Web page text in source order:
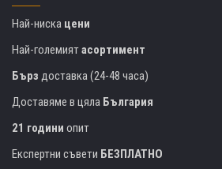
Най-ниска цени
Най-големиятасортимент
Бърз доставка (24-48 часа)
Доставяме в цяла България
21 години опит
Експертни съвети БЕЗПЛАТНО